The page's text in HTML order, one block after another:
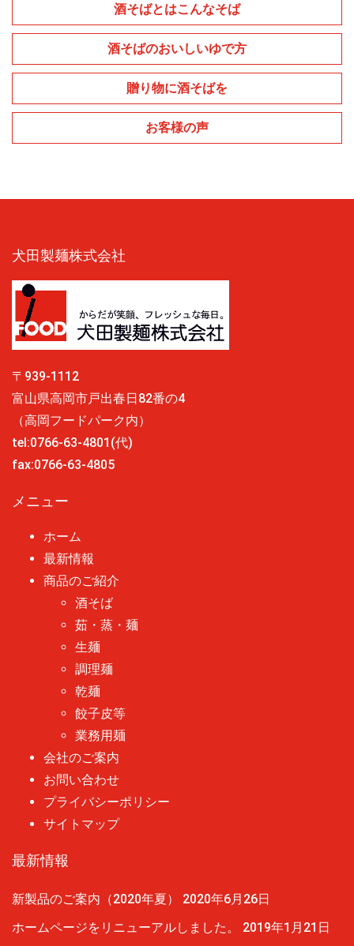
酒そばとはこんなそば
酒そばのおいしいゆで方
贈り物に酒そばを
お客様の声
犬田製麺株式会社
〒939-1112
富山県高岡市戸出春日82番の4
（高岡フードパーク内）
tel:0766-63-4801(代)
fax:0766-63-4805
メニュー
ホーム
最新情報
商品のご紹介
酒そば
茹・蒸・麺
生麺
調理麺
乾麺
餃子皮等
業務用麺
会社のご案内
お問い合わせ
プライバシーポリシー
サイトマップ
最新情報
新製品のご案内（2020年夏）
2020年6月26日
ホームページをリニューアルしました。
2019年1月21日